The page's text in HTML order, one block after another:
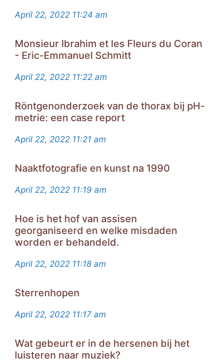
April 22, 2022 11:24 am
Monsieur Ibrahim et les Fleurs du Coran
- Eric-Emmanuel Schmitt
April 22, 2022 11:22 am
Röntgenonderzoek van de thorax bij pH-
metrie: een case report
April 22, 2022 11:21 am
Naaktfotografie en kunst na 1990
April 22, 2022 11:19 am
Hoe is het hof van assisen
georganiseerd en welke misdaden
worden er behandeld.
April 22, 2022 11:18 am
Sterrenhopen
April 22, 2022 11:17 am
Wat gebeurt er in de hersenen bij het
luisteren naar muziek?